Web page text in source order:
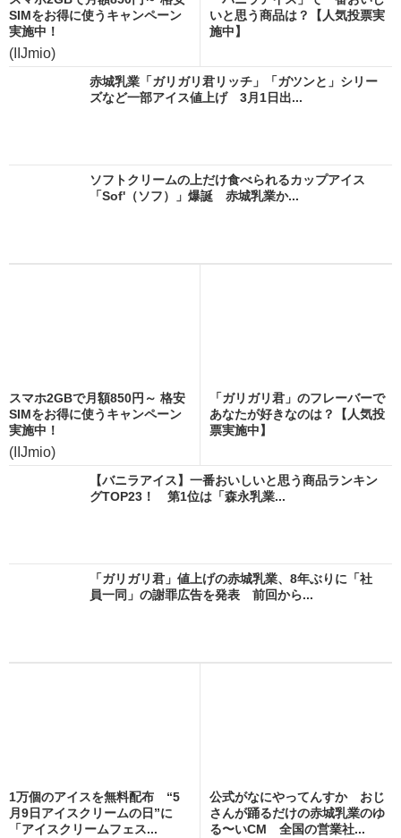
SIMをお得に使うキャンペーン
実施中！
(IIJmio)
いと思う商品は？【人気投票実
施中】
赤城乳業「ガリガリ君リッチ」「ガツンと」シリー
ズなど一部アイス値上げ 3月1日出...
ソフトクリームの上だけ食べられるカップアイス
「Sof'（ソフ）」爆誕 赤城乳業か...
スマホ2GBで月額850円～ 格安
SIMをお得に使うキャンペーン
実施中！
(IIJmio)
「ガリガリ君」のフレーバーで
あなたが好きなのは？【人気投
票実施中】
【バニラアイス】一番おいしいと思う商品ランキン
グTOP23！ 第1位は「森永乳業...
「ガリガリ君」値上げの赤城乳業、8年ぶりに「社
員一同」の謝罪広告を発表 前回から...
1万個のアイスを無料配布 “5
月9日アイスクリームの日”に
「アイスクリームフェス...
公式がなにやってんすか おじ
さんが踊るだけの赤城乳業のゆ
る〜いCM 全国の営業社...